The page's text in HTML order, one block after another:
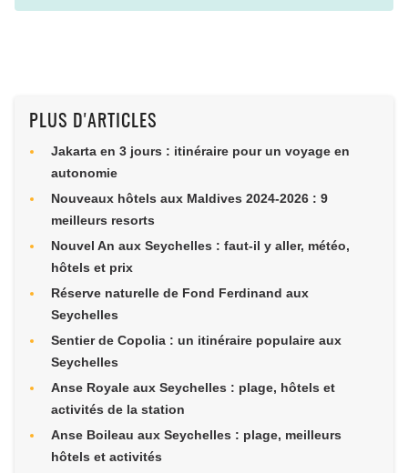
PLUS D'ARTICLES
Jakarta en 3 jours : itinéraire pour un voyage en
autonomie
Nouveaux hôtels aux Maldives 2024-2026 : 9
meilleurs resorts
Nouvel An aux Seychelles : faut-il y aller, météo,
hôtels et prix
Réserve naturelle de Fond Ferdinand aux
Seychelles
Sentier de Copolia : un itinéraire populaire aux
Seychelles
Anse Royale aux Seychelles : plage, hôtels et
activités de la station
Anse Boileau aux Seychelles : plage, meilleurs
hôtels et activités